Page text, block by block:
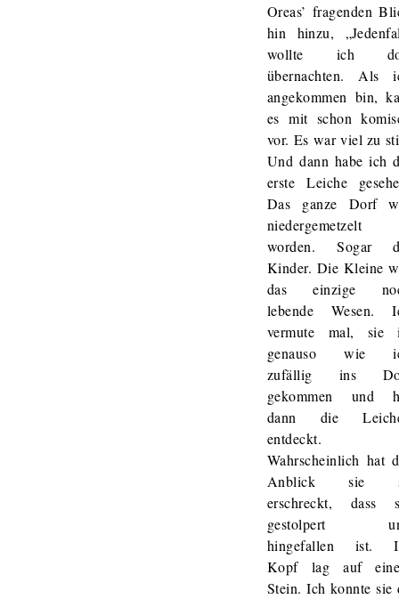
Oreas’ fragenden
hin hinzu,
wollte ich
übernachten. Als
angekommen bin,
es mit schon
vor. Es war viel zu
Und dann habe ich
erste Leiche
Das ganze Dorf
niedergemetzelt
worden. Sogar
Kinder. Die Kleine
das einzige
lebende Wesen.
vermute mal, sie
genauso wie
zufällig ins
gekommen und
dann die
entdeckt.
Wahrscheinlich hat
Anblick sie
erschreckt, dass
gestolpert
hingefallen ist.
Kopf lag auf
Stein. Ich konnte sie